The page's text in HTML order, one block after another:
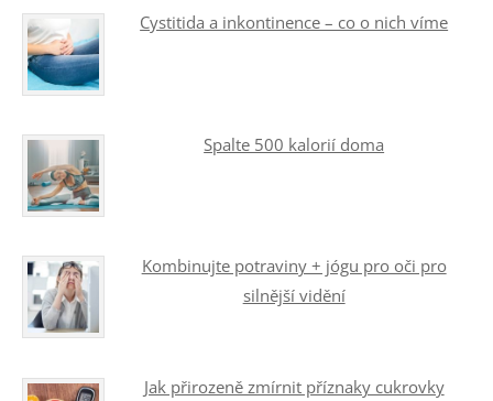
Cystitida a inkontinence – co o nich víme
Spalte 500 kalorií doma
Kombinujte potraviny + jógu pro oči pro
silnější vidění
Jak přirozeně zmírnit příznaky cukrovky